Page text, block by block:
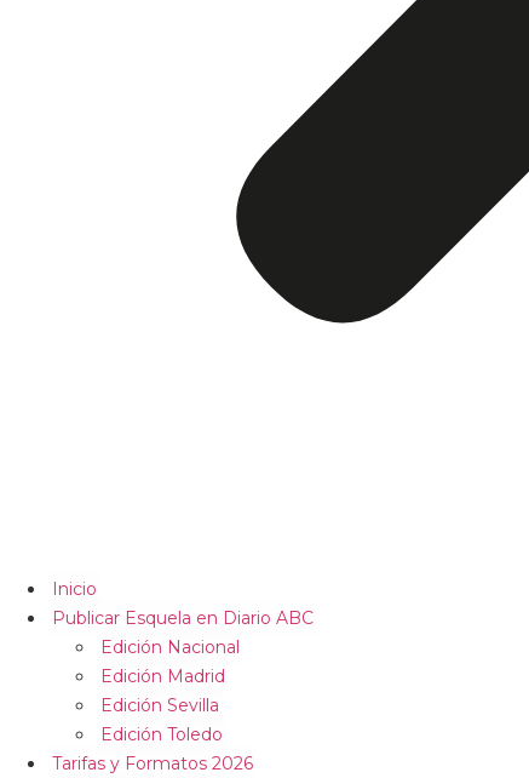
Inicio
Publicar Esquela en Diario ABC
Edición Nacional
Edición Madrid
Edición Sevilla
Edición Toledo
Tarifas y Formatos 2026